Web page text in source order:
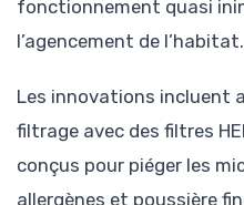
fonctionnement quasi
l’agencement de l’habitat.
Les innovations incluent
filtrage avec des filtres
conçus pour piéger les
allergènes et poussière